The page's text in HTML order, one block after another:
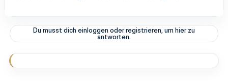
Du musst dich einloggen oder registrieren, um hier zu
antworten.